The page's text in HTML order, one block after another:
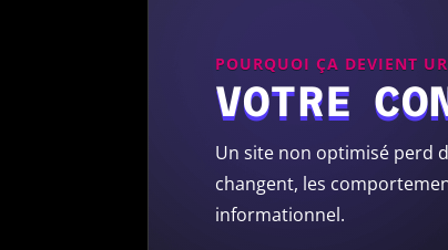
POURQUOI ÇA DEVIENT
VOTRE
Un site non optimisé perd
changent, les
informationnel.